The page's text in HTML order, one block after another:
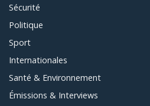
Sécurité
Politique
Sport
Internationales
Santé & Environnement
Émissions & Interviews